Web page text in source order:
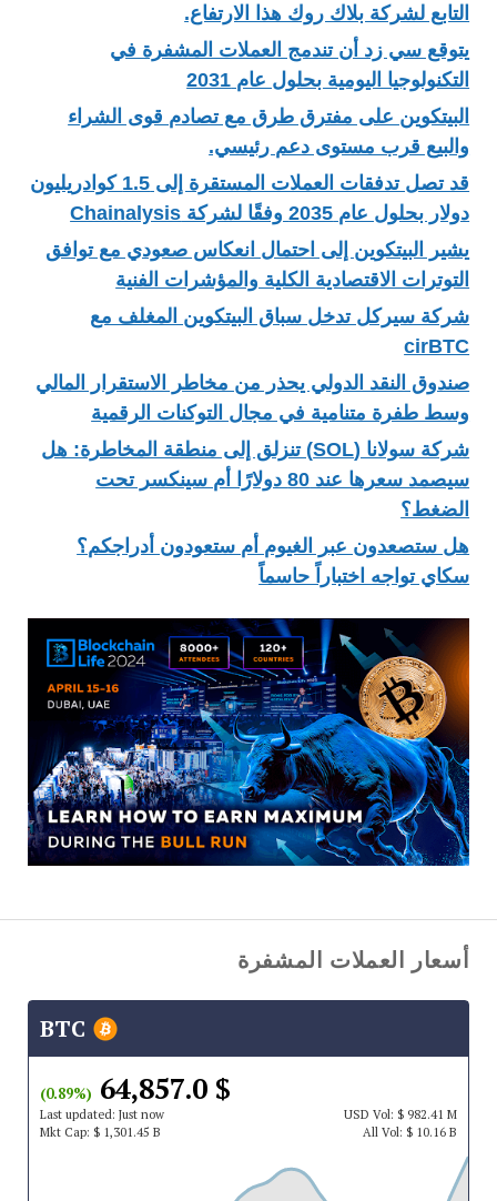
التابع لشركة بلاك روك هذا الارتفاع.
يتوقع سي زد أن تندمج العملات المشفرة في
التكنولوجيا اليومية بحلول عام 2031
البيتكوين على مفترق طرق مع تصادم قوى الشراء
والبيع قرب مستوى دعم رئيسي.
قد تصل تدفقات العملات المستقرة إلى 1.5 كوادريليون
دولار بحلول عام 2035 وفقًا لشركة Chainalysis
يشير البيتكوين إلى احتمال انعكاس صعودي مع توافق
التوترات الاقتصادية الكلية والمؤشرات الفنية
شركة سيركل تدخل سباق البيتكوين المغلف مع
cirBTC
صندوق النقد الدولي يحذر من مخاطر الاستقرار المالي
وسط طفرة متنامية في مجال التوكنات الرقمية
شركة سولانا (SOL) تنزلق إلى منطقة المخاطرة: هل
سيصمد سعرها عند 80 دولارًا أم سينكسر تحت
الضغط؟
هل ستصعدون عبر الغيوم أم ستعودون أدراجكم؟
سكاي تواجه اختباراً حاسماً
أسعار العملات المشفرة
$ 64,857.0
(0.89%)
Last updated: Just now USDVol: $ 982.41 M
Mkt Cap: $ 1,301.45 B All Vol: $ 10.16 B